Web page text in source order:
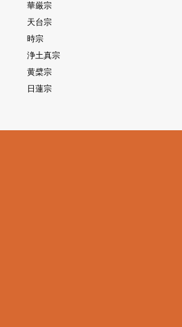
華厳宗
天台宗
時宗
浄土真宗
黄檗宗
日蓮宗